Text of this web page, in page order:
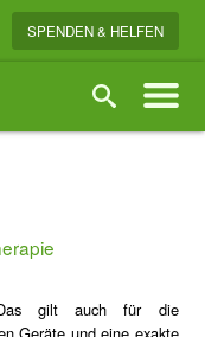
SPENDEN & HELFEN
Das gilt auch für die